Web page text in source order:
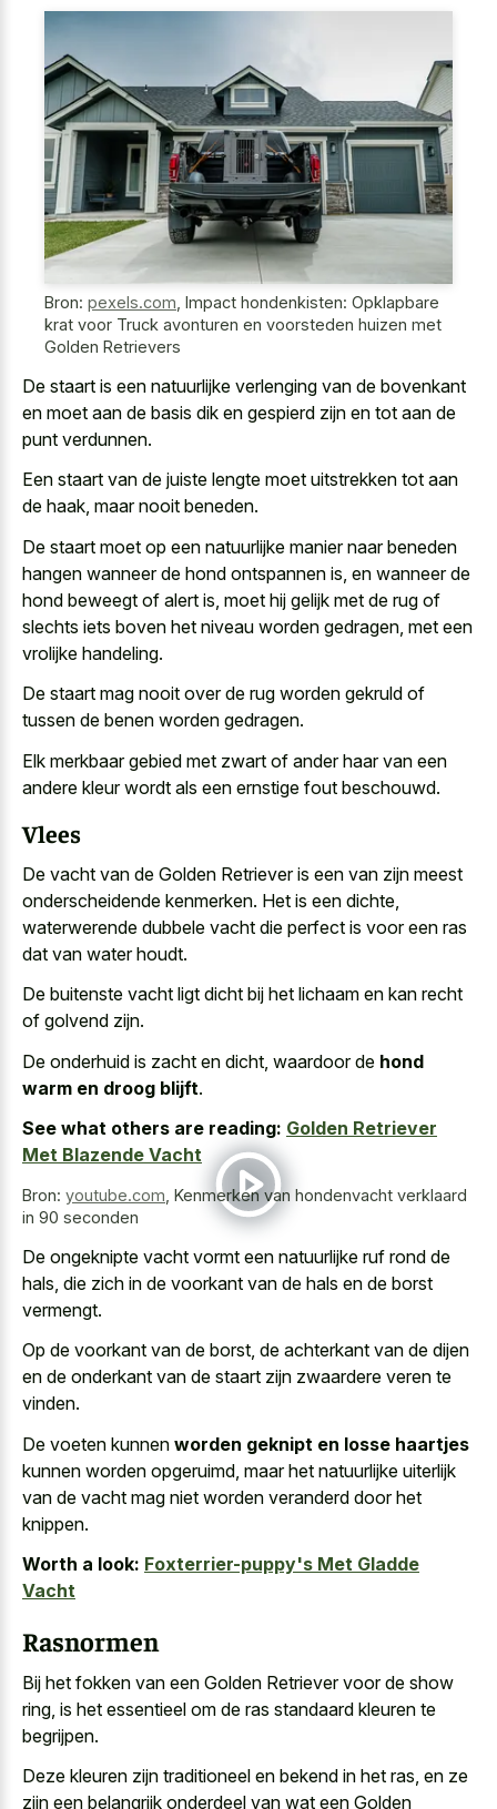
Bron: pexels.com, Impact hondenkisten: Opklapbare
krat voor Truck avonturen en voorsteden huizen met
Golden Retrievers
De staart is een natuurlijke verlenging van de bovenkant
en moet aan de basis dik en gespierd zijn en tot aan de
punt verdunnen.
Een staart van de juiste lengte moet uitstrekken tot aan
de haak, maar nooit beneden.
De staart moet op een natuurlijke manier naar beneden
hangen wanneer de hond ontspannen is, en wanneer de
hond beweegt of alert is, moet hij gelijk met de rug of
slechts iets boven het niveau worden gedragen, met een
vrolijke handeling.
De staart mag nooit over de rug worden gekruld of
tussen de benen worden gedragen.
Elk merkbaar gebied met zwart of ander haar van een
andere kleur wordt als een ernstige fout beschouwd.
Vlees
De vacht van de Golden Retriever is een van zijn meest
onderscheidende kenmerken. Het is een dichte,
waterwerende dubbele vacht die perfect is voor een ras
dat van water houdt.
De buitenste vacht ligt dicht bij het lichaam en kan recht
of golvend zijn.
De onderhuid is zacht en dicht, waardoor de hond
warm en droog blijft.
See what others are reading: Golden Retriever
Met Blazende Vacht
Bron: youtube.com, Kenmerken van hondenvacht verklaard
in 90 seconden
De ongeknipte vacht vormt een natuurlijke ruf rond de
hals, die zich in de voorkant van de hals en de borst
vermengt.
Op de voorkant van de borst, de achterkant van de dijen
en de onderkant van de staart zijn zwaardere veren te
vinden.
De voeten kunnen worden geknipt en losse haartjes
kunnen worden opgeruimd, maar het natuurlijke uiterlijk
van de vacht mag niet worden veranderd door het
knippen.
Worth a look: Foxterrier-puppy's Met Gladde
Vacht
Rasnormen
Bij het fokken van een Golden Retriever voor de show
ring, is het essentieel om de ras standaard kleuren te
begrijpen.
Deze kleuren zijn traditioneel en bekend in het ras, en ze
zijn een belangrijk onderdeel van wat een Golden